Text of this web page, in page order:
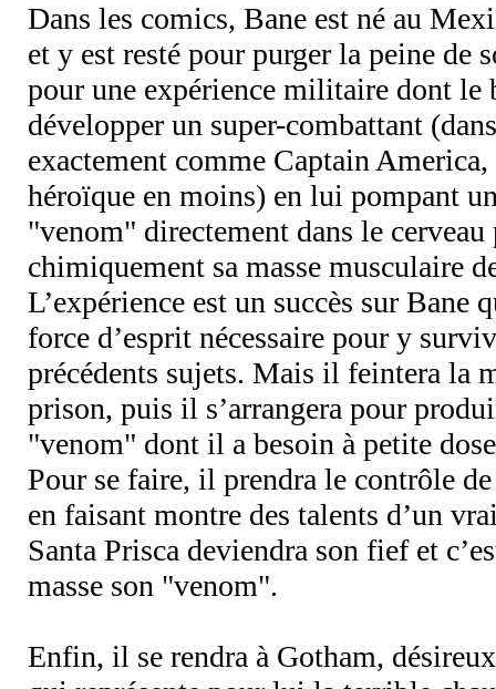
Dans les comics, Bane est né au
et y est resté pour purger la peine de
pour une expérience militaire dont le
développer un super-combattant
exactement comme Captain America,
héroïque en moins) en lui pompant
"venom" directement dans le cerveau
chimiquement sa masse musculaire
L’expérience est un succès sur Bane
force d’esprit nécessaire pour y
précédents sujets. Mais il feintera la
prison, puis il s’arrangera pour
"venom" dont il a besoin à petite
Pour se faire, il prendra le contrôle
en faisant montre des talents d’un
Santa Prisca deviendra son fief et
masse son "venom".
Enfin, il se rendra à Gotham,